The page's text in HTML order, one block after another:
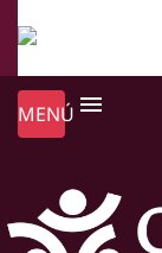
MENÚ menu